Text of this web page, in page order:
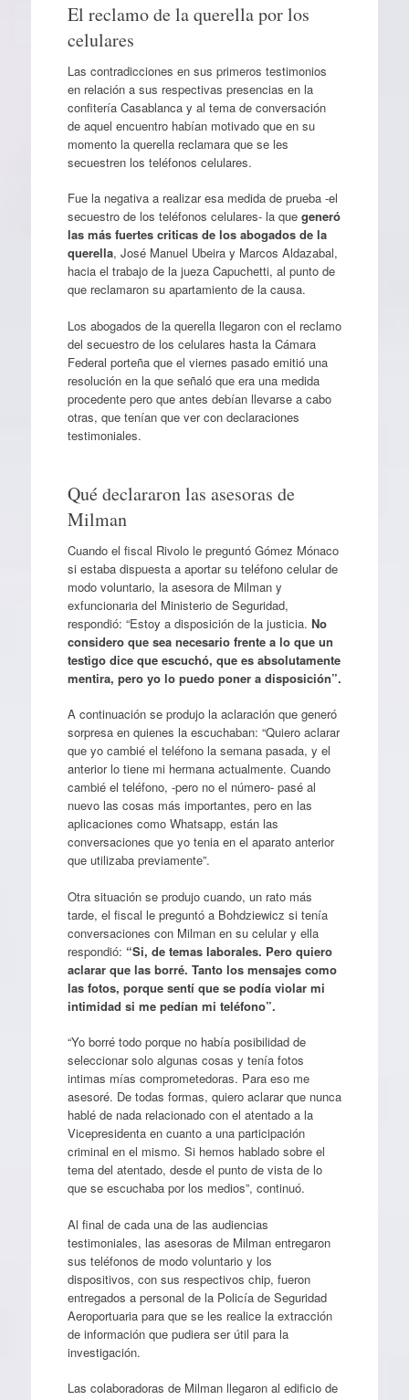
El reclamo de la querella por los
celulares
Las contradicciones en sus primeros testimonios
en relación a sus respectivas presencias en la
confitería Casablanca y al tema de conversación
de aquel encuentro habían motivado que en su
momento la querella reclamara que se les
secuestren los teléfonos celulares.
Fue la negativa a realizar esa medida de prueba -el
secuestro de los teléfonos celulares- la que generó
las más fuertes criticas de los abogados de la
querella, José Manuel Ubeira y Marcos Aldazabal,
hacia el trabajo de la jueza Capuchetti, al punto de
que reclamaron su apartamiento de la causa.
Los abogados de la querella llegaron con el reclamo
del secuestro de los celulares hasta la Cámara
Federal porteña que el viernes pasado emitió una
resolución en la que señaló que era una medida
procedente pero que antes debían llevarse a cabo
otras, que tenían que ver con declaraciones
testimoniales.
Qué declararon las asesoras de
Milman
Cuando el fiscal Rivolo le preguntó Gómez Mónaco
si estaba dispuesta a aportar su teléfono celular de
modo voluntario, la asesora de Milman y
exfuncionaria del Ministerio de Seguridad,
respondió: “Estoy a disposición de la justicia. No
considero que sea necesario frente a lo que un
testigo dice que escuchó, que es absolutamente
mentira, pero yo lo puedo poner a disposición”.
A continuación se produjo la aclaración que generó
sorpresa en quienes la escuchaban: “Quiero aclarar
que yo cambié el teléfono la semana pasada, y el
anterior lo tiene mi hermana actualmente. Cuando
cambié el teléfono, -pero no el número- pasé al
nuevo las cosas más importantes, pero en las
aplicaciones como Whatsapp, están las
conversaciones que yo tenia en el aparato anterior
que utilizaba previamente”.
Otra situación se produjo cuando, un rato más
tarde, el fiscal le preguntó a Bohdziewicz si tenía
conversaciones con Milman en su celular y ella
respondió: “Si, de temas laborales. Pero quiero
aclarar que las borré. Tanto los mensajes como
las fotos, porque sentí que se podía violar mi
intimidad si me pedían mi teléfono”.
“Yo borré todo porque no había posibilidad de
seleccionar solo algunas cosas y tenía fotos
intimas mías comprometedoras. Para eso me
asesoré. De todas formas, quiero aclarar que nunca
hablé de nada relacionado con el atentado a la
Vicepresidenta en cuanto a una participación
criminal en el mismo. Si hemos hablado sobre el
tema del atentado, desde el punto de vista de lo
que se escuchaba por los medios”, continuó.
Al final de cada una de las audiencias
testimoniales, las asesoras de Milman entregaron
sus teléfonos de modo voluntario y los
dispositivos, con sus respectivos chip, fueron
entregados a personal de la Policía de Seguridad
Aeroportuaria para que se les realice la extracción
de información que pudiera ser útil para la
investigación.
Las colaboradoras de Milman llegaron al edificio de